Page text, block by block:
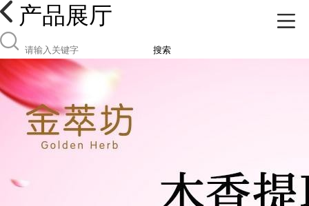
产品展厅
搜索